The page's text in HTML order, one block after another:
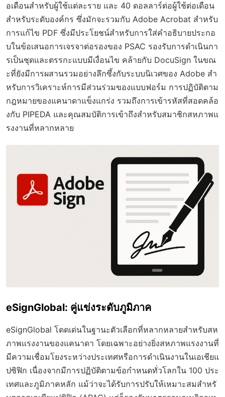
อเดือนสำหรับผู้ใช้แต่ละราย และ 40 ดอลลาร์ต่อผู้ใช้ต่อเดือน
สำหรับระดับองค์กร ซึ่งมักจะรวมกับ Adobe Acrobat สำหรับ
การแก้ไข PDF ซึ่งมีประโยชน์สำหรับการใส่คำอธิบายประกอ
บในข้อเสนอการเจรจาต่อรองของ PSAC รองรับการดำเนินกา
รเป็นชุดและตรรกะแบบมีเงื่อนไข คล้ายกับ DocuSign ในขณ
ะที่ยังมีการผสานรวมอย่างลึกซึ้งกับระบบนิเวศของ Adobe สำ
หรับการวิเคราะห์การมีส่วนร่วมของแบบฟอร์ม การปฏิบัติตาม
กฎหมายของแคนาดาแข็งแกร่ง รวมถึงการเข้ารหัสที่สอดคล้อ
งกับ PIPEDA และคุณสมบัติการเข้าถึงสำหรับสมาชิกสหภาพแ
รงงานที่หลากหลาย
eSignGlobal: คู่แข่งระดับภูมิภาค
eSignGlobal โดดเด่นในฐานะตัวเลือกที่หลากหลายสำหรับสห
ภาพแรงงานของแคนาดา โดยเฉพาะอย่างยิ่งสหภาพแรงงานที่
มีความเชื่อมโยงระหว่างประเทศหรือการดำเนินงานในเอเชียแ
ปซิฟิก เนื่องจากมีการปฏิบัติตามข้อกำหนดทั่วโลกใน 100 ประ
เทศและภูมิภาคหลัก แม้ว่าจะได้รับการปรับให้เหมาะสมสำหรั